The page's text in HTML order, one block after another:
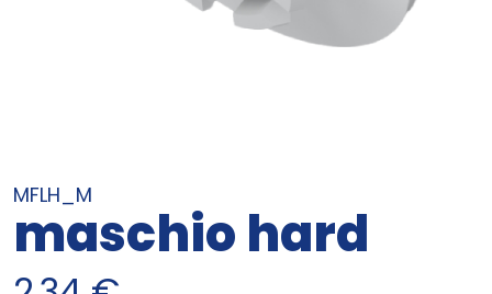
MFLH_M
maschio hard